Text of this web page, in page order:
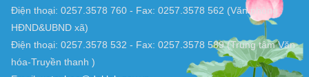
Chịu trách nhiệm nội dung: UBND xã Tây Hòa (Trung tâm Văn
hóa-Truyền thanh )
Địa chỉ: Phú Thứ - xã Tây Hòa - Tỉnh Đắk Lăk
Điện thoại: 0257.3578 760 - Fax: 0257.3578 562 (Văn phòng